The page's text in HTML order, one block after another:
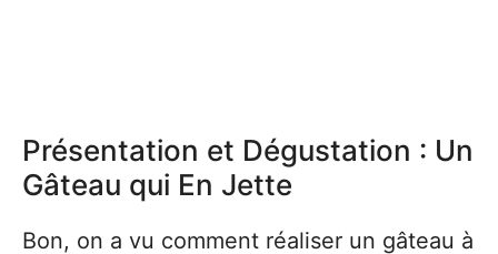
Présentation et Dégustation : Un
Gâteau qui En Jette
Bon, on a vu comment réaliser un gâteau à